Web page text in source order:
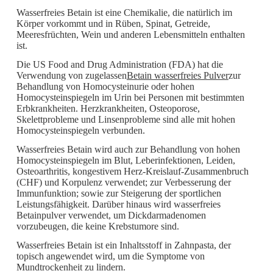
Wasserfreies Betain ist eine Chemikalie, die natürlich im
Körper vorkommt und in Rüben, Spinat, Getreide,
Meeresfrüchten, Wein und anderen Lebensmitteln enthalten
ist.
Die US Food and Drug Administration (FDA) hat die
Verwendung von zugelassenBetain wasserfreies Pulverzur
Behandlung von Homocysteinurie oder hohen
Homocysteinspiegeln im Urin bei Personen mit bestimmten
Erbkrankheiten. Herzkrankheiten, Osteoporose,
Skelettprobleme und Linsenprobleme sind alle mit hohen
Homocysteinspiegeln verbunden.
Wasserfreies Betain wird auch zur Behandlung von hohen
Homocysteinspiegeln im Blut, Leberinfektionen, Leiden,
Osteoarthritis, kongestivem Herz-Kreislauf-Zusammenbruch
(CHF) und Korpulenz verwendet; zur Verbesserung der
Immunfunktion; sowie zur Steigerung der sportlichen
Leistungsfähigkeit. Darüber hinaus wird wasserfreies
Betainpulver verwendet, um Dickdarmadenomen
vorzubeugen, die keine Krebstumore sind.
Wasserfreies Betain ist ein Inhaltsstoff in Zahnpasta, der
topisch angewendet wird, um die Symptome von
Mundtrockenheit zu lindern.